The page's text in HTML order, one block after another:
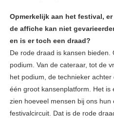
Opmerkelijk aan het festival,
de affiche kan niet
en is er toch een draad?
De rode draad is kansen bieden.
podium. Van de cateraar, tot de
het podium, de technieker
één groot kansenplatform. Het is
zien hoeveel mensen bij ons
festivalcircuit. Dat is de rode